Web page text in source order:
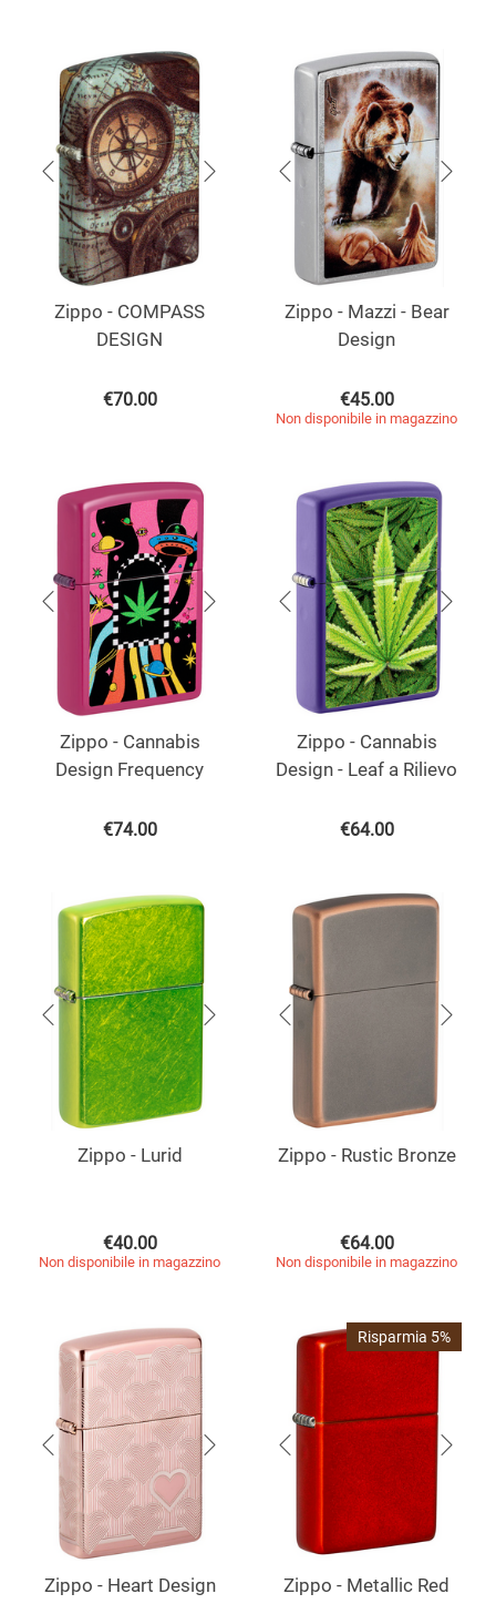
Zippo - COMPASS
DESIGN
€70.00
Zippo - Mazzi - Bear
Design
€45.00
Non disponibile in magazzino
Zippo - Cannabis
Design Frequency
€74.00
Zippo - Cannabis
Design - Leaf a Rilievo
€64.00
Zippo - Lurid
€40.00
Non disponibile in magazzino
Zippo - Rustic Bronze
€64.00
Non disponibile in magazzino
Zippo - Heart Design
Risparmia 5%
Zippo - Metallic Red